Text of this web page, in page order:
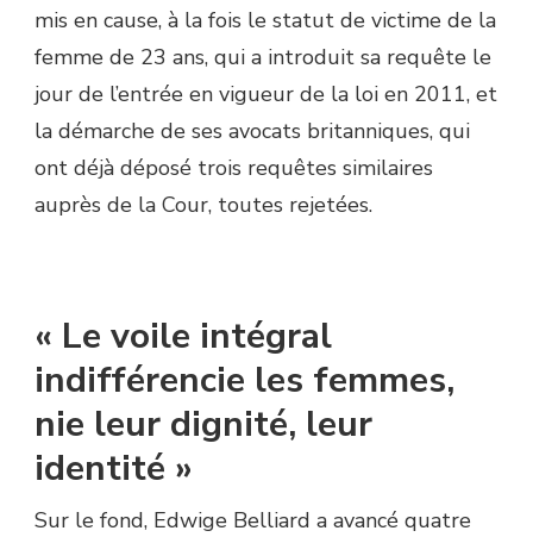
mis en cause, à la fois le statut de victime de la
femme de 23 ans, qui a introduit sa requête le
jour de l’entrée en vigueur de la loi en 2011, et
la démarche de ses avocats britanniques, qui
ont déjà déposé trois requêtes similaires
auprès de la Cour, toutes rejetées.
« Le voile intégral
indifférencie les femmes,
nie leur dignité, leur
identité »
Sur le fond, Edwige Belliard a avancé quatre